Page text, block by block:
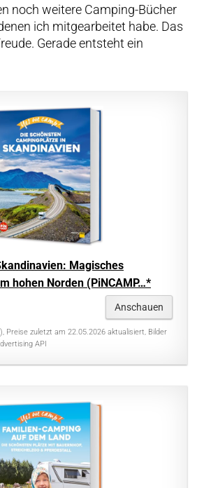
noch weitere Camping-Bücher
ich mitgearbeitet habe. Das
Gerade entsteht ein
Magisches
hohen Norden (PiNCAMP…*
Anschauen
Preise zuletzt am 22.05.2026 aktualisiert, Bilder
API